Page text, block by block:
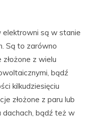
są w stanie
Są to zarówno
z wielu
bądź
kilkudziesięciu
złożone z paru lub
dachach, bądź też w